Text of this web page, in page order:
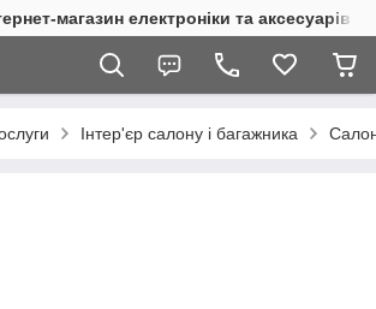
магазин електроніки та аксесуарів в
Інтер'єр салону і багажника